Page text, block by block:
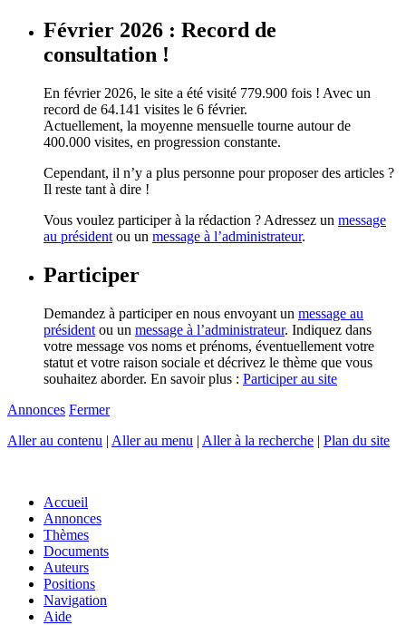
Février 2026 : Record de
consultation !
En février 2026, le site a été visité 779.900 fois ! Avec un
record de 64.141 visites le 6 février.
Actuellement, la moyenne mensuelle tourne autour de
400.000 visites, en progression constante.
Cependant, il n’y a plus personne pour proposer des articles ?
Il reste tant à dire !
Vous voulez participer à la rédaction ? Adressez un message
au président ou un message à l’administrateur.
Participer
Demandez à participer en nous envoyant un message au
président ou un message à l’administrateur. Indiquez dans
votre message vos noms et prénoms, éventuellement votre
statut et votre raison sociale et décrivez le thème que vous
souhaitez aborder. En savoir plus : Participer au site
Annonces Fermer
Aller au contenu | Aller au menu | Aller à la recherche | Plan du site
Accueil
Annonces
Thèmes
Documents
Auteurs
Positions
Navigation
Aide